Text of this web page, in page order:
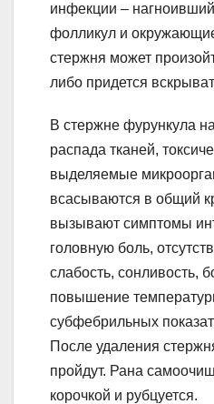
инфекции –
фолликул и
стержня может
либо придется
В стержне фурункула
распада тканей,
выделяемые
всасываются в общий
вызывают симптомы
головную боль,
слабость, сонливость,
повышение
субфебрильных
После удаления
пройдут. Рана
корочкой и рубцуется.